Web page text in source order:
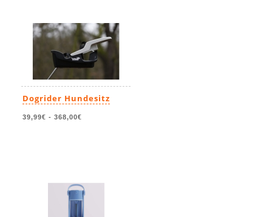
Dogrider Hundesitz
39,99€ - 368,00€